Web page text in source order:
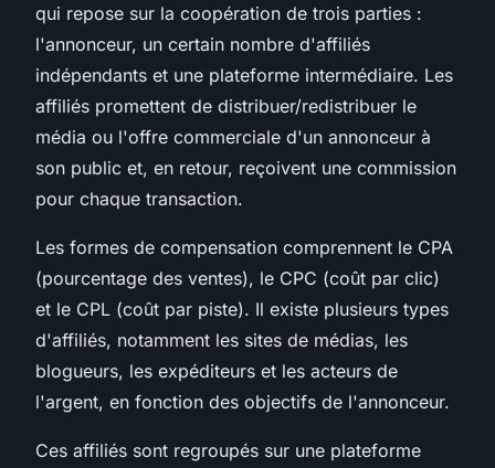
qui repose sur la coopération de trois parties :
l'annonceur, un certain nombre d'affiliés
indépendants et une plateforme intermédiaire. Les
affiliés promettent de distribuer/redistribuer le
média ou l'offre commerciale d'un annonceur à
son public et, en retour, reçoivent une commission
pour chaque transaction.
Les formes de compensation comprennent le CPA
(pourcentage des ventes), le CPC (coût par clic)
et le CPL (coût par piste). Il existe plusieurs types
d'affiliés, notamment les sites de médias, les
blogueurs, les expéditeurs et les acteurs de
l'argent, en fonction des objectifs de l'annonceur.
Ces affiliés sont regroupés sur une plateforme